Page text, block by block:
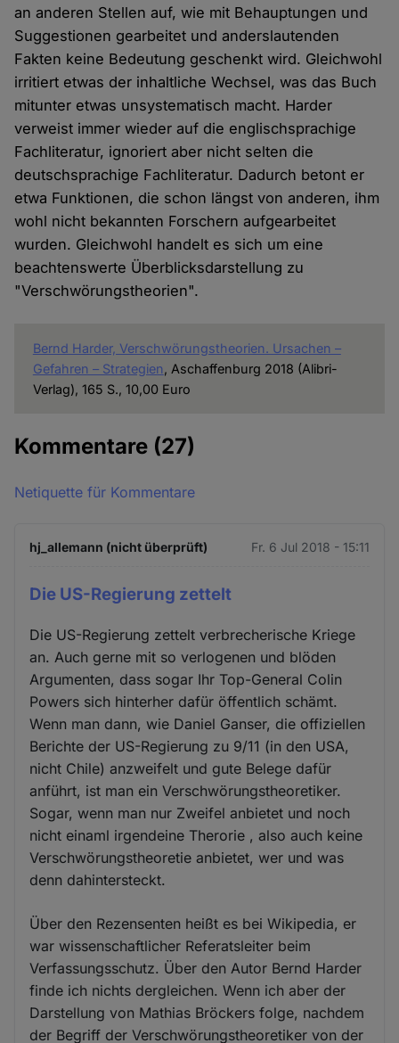
an anderen Stellen auf, wie mit Behauptungen und
Suggestionen gearbeitet und anderslautenden
Fakten keine Bedeutung geschenkt wird. Gleichwohl
irritiert etwas der inhaltliche Wechsel, was das Buch
mitunter etwas unsystematisch macht. Harder
verweist immer wieder auf die englischsprachige
Fachliteratur, ignoriert aber nicht selten die
deutschsprachige Fachliteratur. Dadurch betont er
etwa Funktionen, die schon längst von anderen, ihm
wohl nicht bekannten Forschern aufgearbeitet
wurden. Gleichwohl handelt es sich um eine
beachtenswerte Überblicksdarstellung zu
"Verschwörungstheorien".
Bernd Harder, Verschwörungstheorien. Ursachen –
Gefahren – Strategien, Aschaffenburg 2018 (Alibri-
Verlag), 165 S., 10,00 Euro
Kommentare (27)
Netiquette für Kommentare
hj_allemann (nicht überprüft) Fr. 6 Jul 2018 - 15:11
Die US-Regierung zettelt
Die US-Regierung zettelt verbrecherische Kriege
an. Auch gerne mit so verlogenen und blöden
Argumenten, dass sogar Ihr Top-General Colin
Powers sich hinterher dafür öffentlich schämt.
Wenn man dann, wie Daniel Ganser, die offiziellen
Berichte der US-Regierung zu 9/11 (in den USA,
nicht Chile) anzweifelt und gute Belege dafür
anführt, ist man ein Verschwörungstheoretiker.
Sogar, wenn man nur Zweifel anbietet und noch
nicht einaml irgendeine Therorie , also auch keine
Verschwörungstheoretie anbietet, wer und was
denn dahintersteckt.
Über den Rezensenten heißt es bei Wikipedia, er
war wissenschaftlicher Referatsleiter beim
Verfassungsschutz. Über den Autor Bernd Harder
finde ich nichts dergleichen. Wenn ich aber der
Darstellung von Mathias Bröckers folge, nachdem
der Begriff der Verschwörungstheoretiker von der